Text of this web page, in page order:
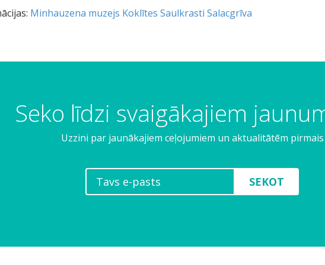
Minhauzena muzejs Koklītes Saulkrasti Salacgrīva
Seko līdzi svaigākajiem
Uzzini par jaunākajiem ceļojumiem un aktualitātēm pirmais
SEKOT